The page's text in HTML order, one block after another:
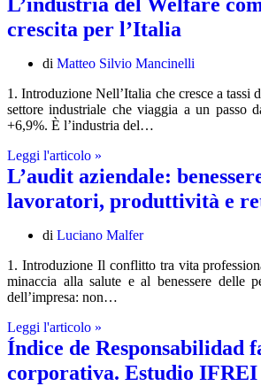
sistemico
allo
della
Lavoro-
Famiglia
crescita per l’Italia
di Matteo Silvio Mancinelli
1. Introduzione Nell’Italia che cresce a tassi
settore industriale che viaggia a un passo
+6,9%. È l’industria del…
Leggi l'articolo »
del
Welfare
come
di
per
l’Italia
L’audit aziendale:
lavoratori, produttività e
di Luciano Malfer
1. Introduzione Il conflitto tra vita
minaccia alla salute e al benessere delle
dell’impresa: non…
Leggi l'articolo »
aziendale:
benessere
dei
Índice de Responsabilidad
corporativa. Estudio IFREI